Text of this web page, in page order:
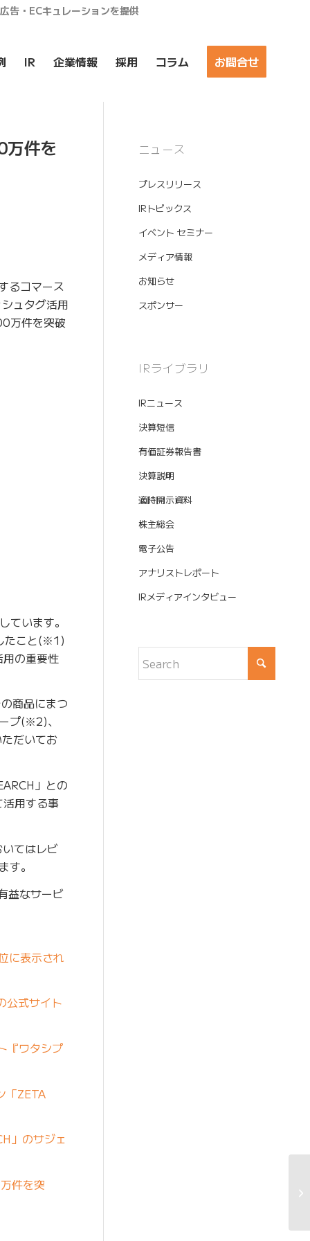
告・ECキュレーションを提供
IR 企業情報 採用 コラム お問合せ
件を
るコマース
ュタグ活用
万件を突破
ています。
たこと(※1)
の重要性
商品にまつ
プ(※2)、
だいてお
」との
用する事
てはレビ
。
益なサービ
に表示され
公式サイト
『ワタシプ
「ZETA
」のサジェ
件を突
ニュース
プレスリリース
IRトピックス
イベント セミナー
メディア情報
お知らせ
スポンサー
IRライブラリ
IRニュース
決算短信
有価証券報告書
決算説明
適時開示資料
株主総会
電子公告
アナリストレポート
IRメディアインタビュー